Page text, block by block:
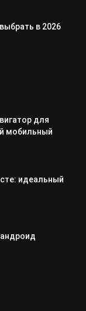
в 2026
для
мобильный
идеальный
андроид